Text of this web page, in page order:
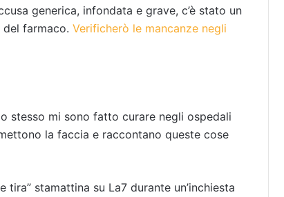
generica, infondata e grave, c’è stato un
farmaco. Verificherò le mancanze negli
stesso mi sono fatto curare negli ospedali
la faccia e raccontano queste cose
tira” stamattina su La7 durante un’inchiesta